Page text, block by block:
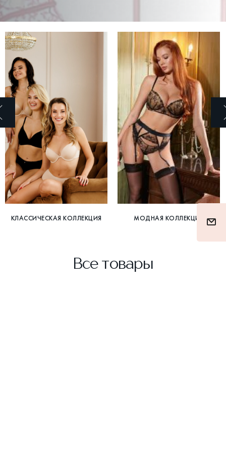
КЛАССИЧЕСКАЯ КОЛЛЕКЦИЯ МОДНАЯ КОЛЛЕКЦИЯ
Все товары